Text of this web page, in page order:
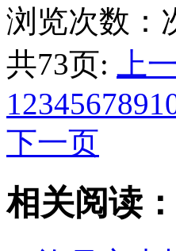
浏览次数：
共73页:
上
123456789
下一页
相关阅读：